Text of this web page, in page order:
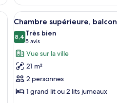
Junior
plancher en bois, une table à
Afficher
toutes
les
photos
pour
ce
type
de
7
Chambre supérieure, balcon
8,48,4 sur 10
Très bien
5 avis
(5 avis)
Vue sur la ville
21 m²
2 personnes
1 grand lit ou 2 lits jumeaux